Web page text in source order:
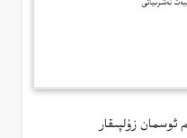
ئوسمان زۇلپىقار